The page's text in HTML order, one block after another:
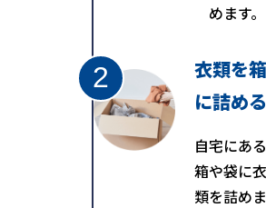
めます。
衣類を箱
に詰める
自宅にある
箱や袋に衣
類を詰めま